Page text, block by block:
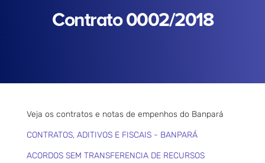
Contrato 0002/2018
Veja os contratos e notas de empenhos do Banpará
CONTRATOS, ADITIVOS E FISCAIS - BANPARÁ
ACORDOS SEM TRANSFERENCIA DE RECURSOS